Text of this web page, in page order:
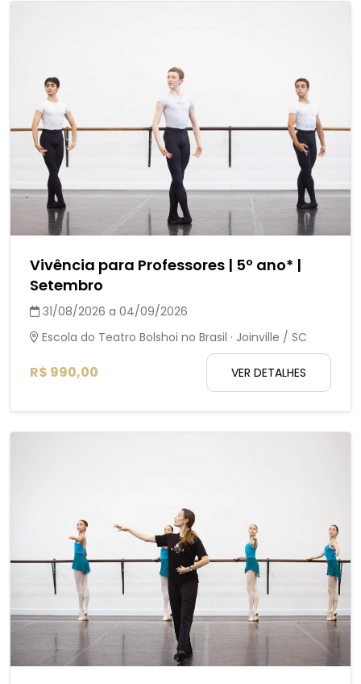
Vivência para Professores | 5º ano* |
Setembro
31/08/2026 a 04/09/2026
Escola do Teatro Bolshoi no Brasil · Joinville / SC
R$ 990,00 VER DETALHES